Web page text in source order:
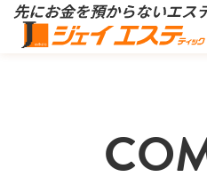
預からないエステ、※ ジェイ
※当社の推奨する支払い方法で決